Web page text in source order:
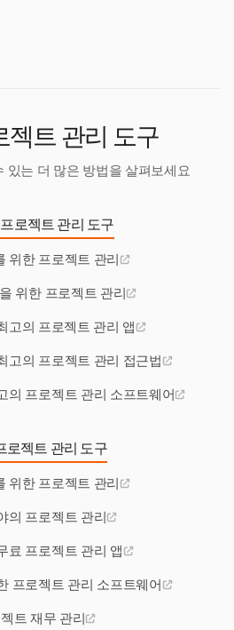
젝트 관리 도구
있는 더 많은 방법을 살펴보세요
로젝트 관리 도구
위한 프로젝트 관리
위한 프로젝트 관리
고의 프로젝트 관리 앱
고의 프로젝트 관리 접근법
의 프로젝트 관리 소프트웨어
로젝트 관리 도구
위한 프로젝트 관리
의 프로젝트 관리
료 프로젝트 관리 앱
프로젝트 관리 소프트웨어
트 재무 관리